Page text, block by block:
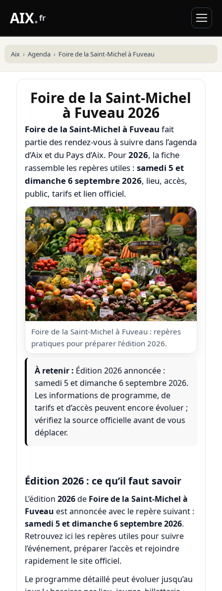
AIX.fr
Aix Agenda Foire de la Saint-Michel à Fuveau
Foire de la Saint-Michel
à Fuveau 2026
Foire de la Saint-Michel à Fuveau fait
partie des rendez-vous à suivre dans l’agenda
d’Aix et du Pays d’Aix. Pour2026, la fiche
rassemble les repères utiles : samedi 5 et
dimanche 6 septembre 2026, lieu, accès,
public, tarifs et lien officiel.
Foire de la Saint-Michel à Fuveau : repères
pratiques pour préparer l’édition 2026.
À retenir : Édition 2026 annoncée :
samedi 5 et dimanche 6 septembre 2026.
Les informations de programme, de
tarifs et d’accès peuvent encore évoluer ;
vérifiez la source officielle avant de vous
déplacer.
Édition 2026 : ce qu’il faut savoir
L’édition 2026de Foire de la Saint-Michel à
Fuveau est annoncée avec le repère suivant :
samedi 5 et dimanche 6 septembre 2026.
Retrouvez ici les repères utiles pour suivre
l’événement, préparer l’accès et rejoindre
rapidement le site officiel.
Le programme détaillé peut évoluer jusqu’au